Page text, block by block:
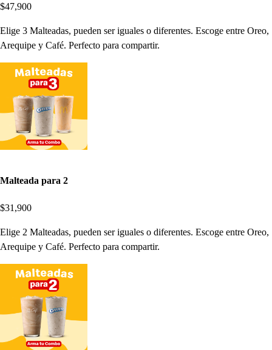
$47,900
Elige 3 Malteadas, pueden ser iguales o diferentes. Escoge entre Oreo,
Arequipe y Café. Perfecto para compartir.
Malteada para 2
$31,900
Elige 2 Malteadas, pueden ser iguales o diferentes. Escoge entre Oreo,
Arequipe y Café. Perfecto para compartir.